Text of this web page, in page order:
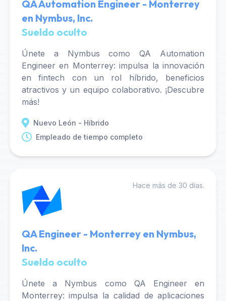
QA Automation Engineer - Monterrey
en Nymbus, Inc.
Sueldo oculto
Únete a Nymbus como QA Automation
Engineer en Monterrey: impulsa la innovación
en fintech con un rol híbrido, beneficios
atractivos y un equipo colaborativo. ¡Descubre
más!
Nuevo León - Híbrido
Empleado de tiempo completo
Hace más de 30 días.
QA Engineer - Monterrey en Nymbus,
Inc.
Sueldo oculto
Únete a Nymbus como QA Engineer en
Monterrey: impulsa la calidad de aplicaciones